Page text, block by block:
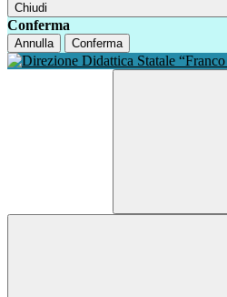
Chiudi
Conferma
Annulla Conferma